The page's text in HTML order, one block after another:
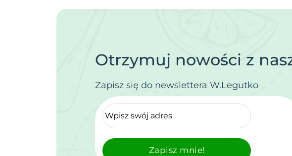
Otrzymuj nowości z
Zapisz się do newslettera W.Legutko
Zapisz mnie!